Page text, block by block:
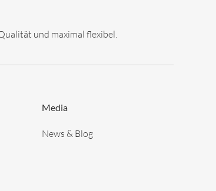
und maximal flexibel.
Media
News & Blog